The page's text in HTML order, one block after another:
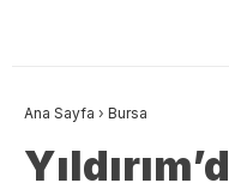
Ana Sayfa › Bursa